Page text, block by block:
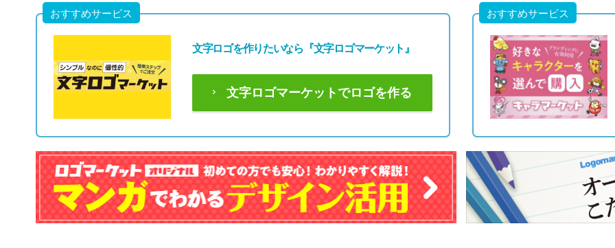
おすすめサービス
文字ロゴを作りたいなら 『文字ロゴマーケット』
文字ロゴマーケットでロゴを作る
おすすめサービス